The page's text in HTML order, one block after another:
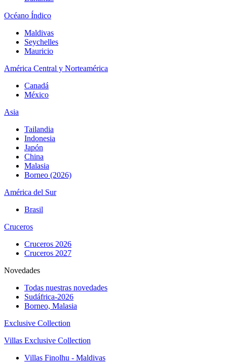
Océano Índico
Maldivas
Seychelles
Mauricio
América Central y Norteamérica
Canadá
México
Asia
Tailandia
Indonesia
Japón
China
Malasia
Borneo (2026)
América del Sur
Brasil
Cruceros
Cruceros 2026
Cruceros 2027
Novedades
Todas nuestras novedades
Sudáfrica-2026
Borneo, Malasia
Exclusive Collection
Villas Exclusive Collection
Villas Finolhu - Maldivas